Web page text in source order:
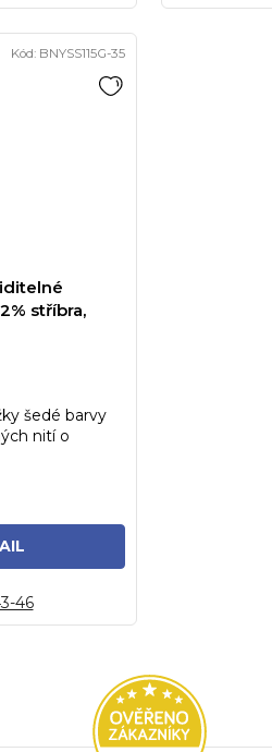
stříbra,
šedé barvy
nití o
46
Kód: BNYSS115G-35